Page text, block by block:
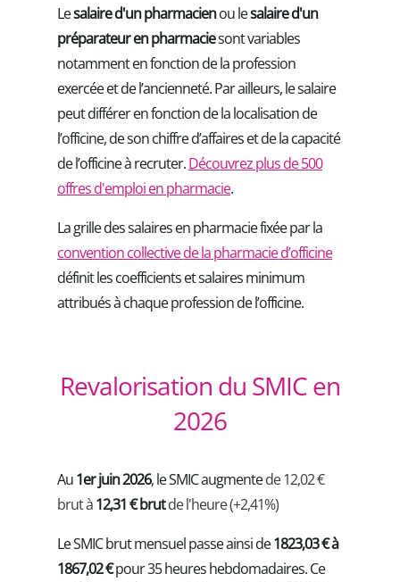
Lesalaire d'un pharmacienou lesalaire d'un
préparateur en pharmaciesont variables
notamment en fonction de laprofession
exercée et de l’ancienneté. Par ailleurs, le salaire
peut différer en fonction de la localisation de
l’officine, de son chiffre d’affaires et de la capacité
de l’officine à recruter.Découvrez plus de 500
offres d'emploi en pharmacie.
La grille des salaires en pharmacie fixée par la
convention collective de la pharmacie d’officine
définit les coefficients et salaires minimum
attribués à chaque profession de l’officine.
Revalorisation du SMIC en
2026
Au1er juin 2026, le SMIC augmentede 12,02 €
brut à12,31 € brutde l'heure (+2,41%)
Le SMIC brut mensuel passe ainsi de1823,03 € à
1867,02 €pour 35 heures hebdomadaires. Ce